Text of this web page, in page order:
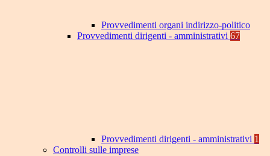
Provvedimenti organi indirizzo-politico
Provvedimenti dirigenti - amministrativi 67
Provvedimenti dirigenti - amministrativi 1
Controlli sulle imprese